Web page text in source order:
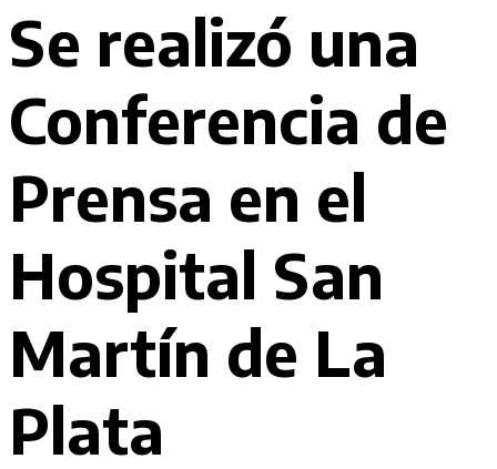
Se realizó una
Conferencia de
Prensa en el
Hospital San
Martín de La
Plata